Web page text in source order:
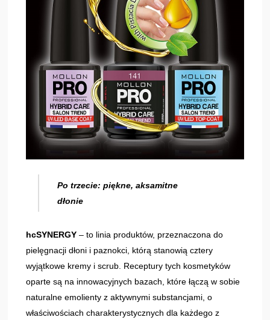
Po trzecie: piękne, aksamitne
dłonie
hcSYNERGY – to linia produktów, przeznaczona do
pielęgnacji dłoni i paznokci, którą stanowią cztery
wyjątkowe kremy i scrub. Receptury tych kosmetyków
oparte są na innowacyjnych bazach, które łączą w sobie
naturalne emolienty z aktywnymi substancjami, o
właściwościach charakterystycznych dla każdego z